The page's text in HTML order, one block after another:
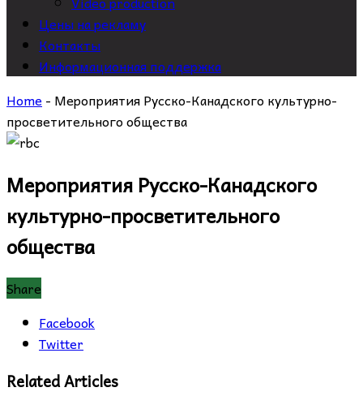
Цены на рекламу
Контакты
Информационная поддержка
Home- Мероприятия Русско-Канадского культурно-
просветительного общества
Мероприятия Русско-Канадского
культурно-просветительного
общества
Share
Facebook
Twitter
Related Articles